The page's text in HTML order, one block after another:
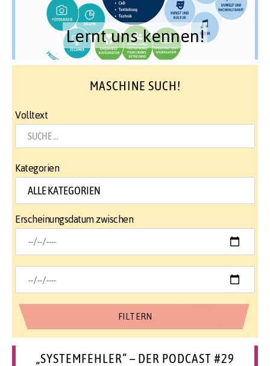
Lernt uns kennen!
MASCHINE SUCH!
Volltext
Kategorien
Erscheinungsdatum zwischen
„SYSTEMFEHLER“ – DER PODCAST #29